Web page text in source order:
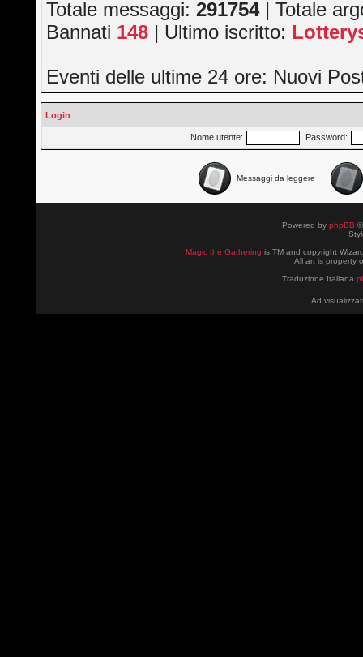
Totale messaggi:291754| Totale
Bannati 148 | Ultimo iscritto:
Eventi delle ultime 24 ore: Nuovi
Login
Nome utente: Password:
Messaggi da leggere
Powered by phpBB
Magic the Gathering is TM and copyright
All art is property
Traduzione Italiana
Ad